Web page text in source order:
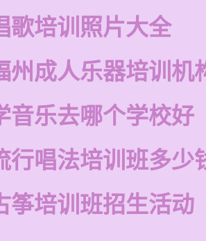
歌培训照片大全
州成人乐器培训机
音乐去哪个学校好
行唱法培训班多少
筝培训班招生活动